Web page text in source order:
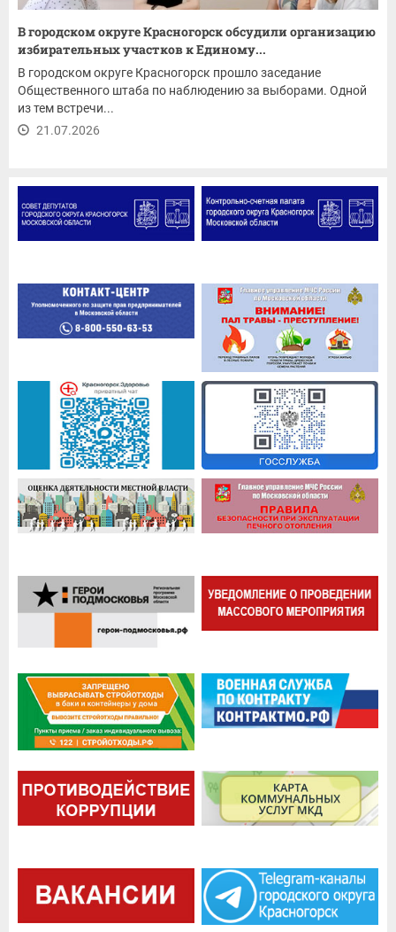
В городском округе Красногорск обсудили организацию
избирательных участков к Единому...
В городском округе Красногорск прошло заседание
Общественного штаба по наблюдению за выборами. Одной
из тем встречи...
21.07.2026